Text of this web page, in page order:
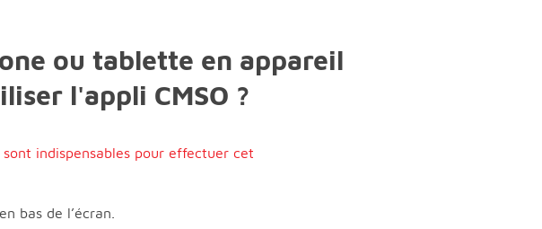
ou tablette en appareil
l'appli CMSO ?
indispensables pour effectuer cet
bas de l’écran.